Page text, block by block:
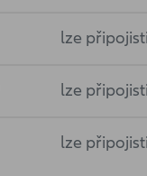
lze
lze
lze